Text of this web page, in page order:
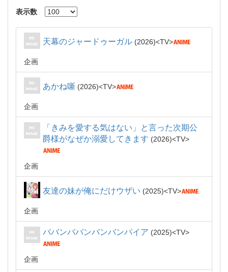
表示数
天幕のジャードゥーガル 2026 TV
企画
あかね噺 2026 TV
企画
「きみを愛する気はない」と言った次期公
爵様がなぜか溺愛してきます
2026 TV
企画
友達の妹が俺にだけウザい 2025 TV
企画
ババンババンバンバンパイア 2025 TV
企画